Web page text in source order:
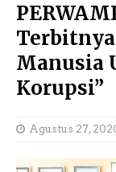
Manusia
Korupsi”
Agustus 27,